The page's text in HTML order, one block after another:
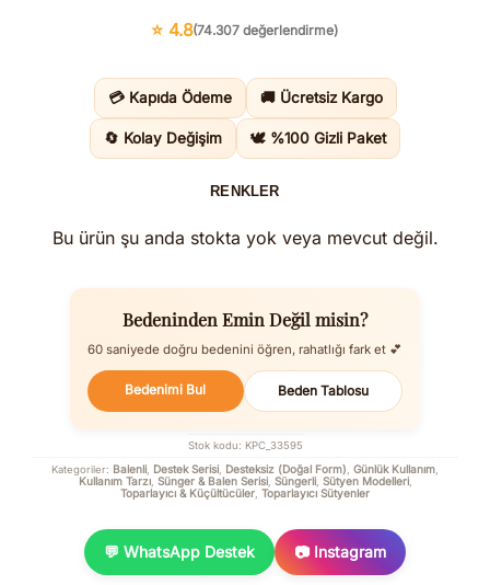
⭐ 4.8(74.307 değerlendirme)
💳 Kapıda Ödeme 🚚 Ücretsiz Kargo
🔄 Kolay Değişim 🕊️ %100 Gizli Paket
RENKLER
Bu ürün şu anda stokta yok veya mevcut değil.
Bedeninden Emin Değil misin?
60 saniyede doğru bedenini öğren, rahatlığı fark et 💕
Bedenimi Bul Beden Tablosu
Stok kodu: KPC_33595
Kategoriler: Balenli Destek Serisi Desteksiz (Doğal Form) Günlük Kullanım
Kullanım Tarzı, Sünger & Balen Serisi, Süngerli, Sütyen Modelleri,
Toparlayıcı & Küçültücüler Toparlayıcı Sütyenler
💬 WhatsApp Destek 📷 Instagram